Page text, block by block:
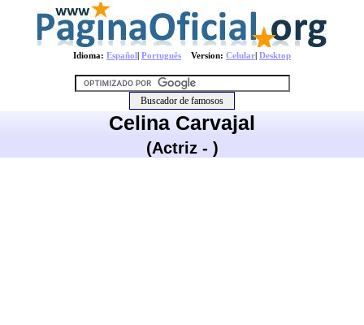
Idioma: Español| Português Version: Celular| Desktop
Celina Carvajal
(Actriz - )